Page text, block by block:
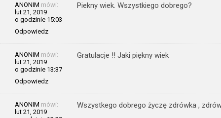
ANONIM mówi:
lut 21, 2019
o godzinie 15:03
Odpowiedz
Piekny wiek. Wszystkiego dobrego?
ANONIM mówi:
lut 21, 2019
o godzinie 13:37
Odpowiedz
Gratulacje !! Jaki piękny wiek
ANONIM mówi:
lut 21, 2019
Wszystkego dobrego życzę zdrówka ,